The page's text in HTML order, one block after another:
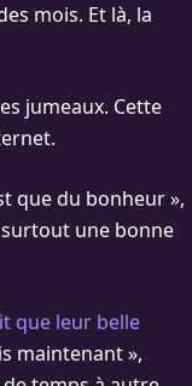
mois. Et là, la
jumeaux. Cette
que du bonheur »,
surtout une bonne
que leur belle
maintenant »,